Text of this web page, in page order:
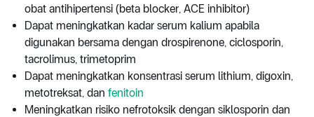
obat antihipertensi (beta blocker, ACE inhibitor)
Dapat meningkatkan kadar serum kalium apabila
digunakan bersama dengan drospirenone, ciclosporin,
tacrolimus, trimetoprim
Dapat meningkatkan konsentrasi serum lithium, digoxin,
metotreksat, dan fenitoin
Meningkatkan risiko nefrotoksik dengan siklosporin dan